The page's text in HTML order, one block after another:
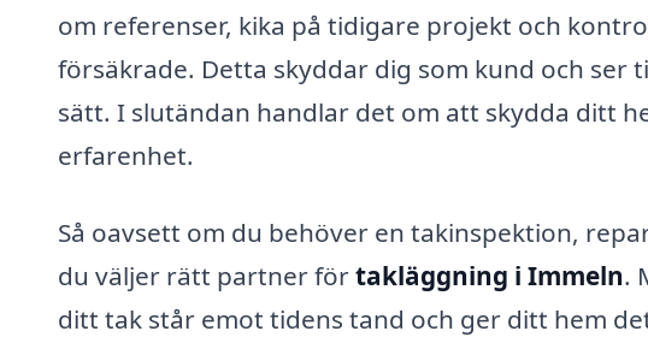
om referenser, kika på tidigare projekt och
försäkrade. Detta skyddar dig som kund och
sätt. I slutändan handlar det om att skydda ditt
erfarenhet.
Så oavsett om du behöver en takinspektion,
du väljer rätt partner förtakläggning i Immeln.
ditt tak står emot tidens tand och ger ditt hem